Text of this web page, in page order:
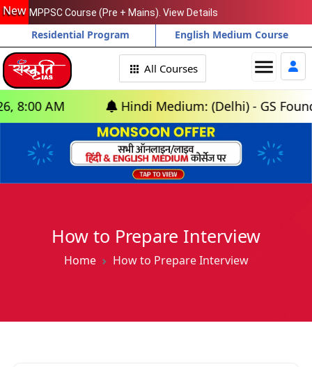
New MPPSC Course (Pre + Mains). View Details
Residential Program English Medium Course
menu
All Courses
Hindi Medium: (Delhi) - GS Foundation
How to Prepare Interview
Home How to Prepare Interview